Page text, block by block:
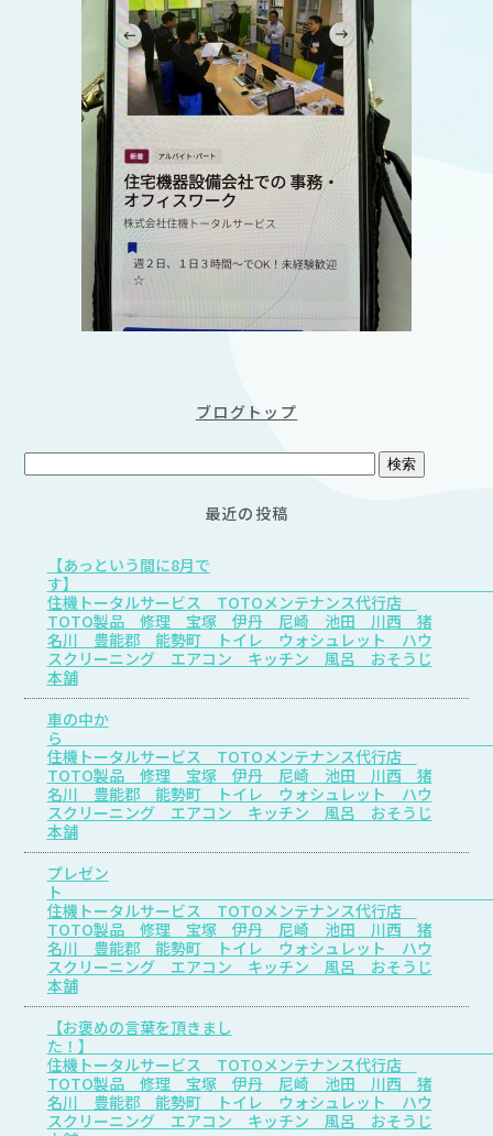
ブログトップ
最近の投稿
【あっという間に8月で
す
住機トータルサービス TOTOメンテナンス代行店
TOTO製品 修理 宝塚 伊丹 尼崎 池田 川西 猪
名川 豊能郡 能勢町 トイレ ウォシュレット ハウ
スクリーニング エアコン キッチン 風呂 おそうじ
本舗
車の中か
住機トータルサービス TOTOメンテナンス代行店
TOTO製品 修理 宝塚 伊丹 尼崎 池田 川西 猪
名川 豊能郡 能勢町 トイレ ウォシュレット ハウ
スクリーニング エアコン キッチン 風呂 おそうじ
本舗
プレゼン
住機トータルサービス TOTOメンテナンス代行店
TOTO製品 修理 宝塚 伊丹 尼崎 池田 川西 猪
名川 豊能郡 能勢町 トイレ ウォシュレット ハウ
スクリーニング エアコン キッチン 風呂 おそうじ
本舗
【お褒めの言葉を頂きまし
た
住機トータルサービス TOTOメンテナンス代行店
TOTO製品 修理 宝塚 伊丹 尼崎 池田 川西 猪
名川 豊能郡 能勢町 トイレ ウォシュレット ハウ
スクリーニング エアコン キッチン 風呂 おそうじ